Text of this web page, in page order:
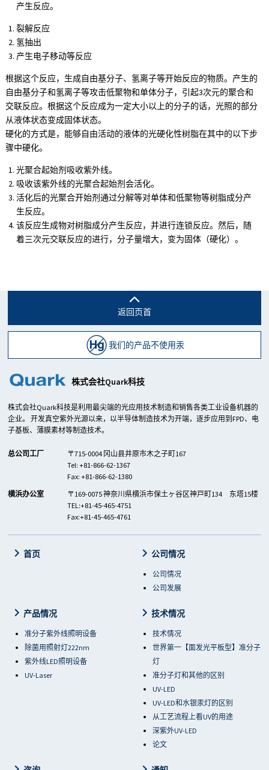
产生反应。
裂解反应
氢抽出
产生电子移动等反应
根据这个反应，生成自由基分子、氢离子等开始反应的物质。产生的
自由基分子和氢离子等攻击低聚物和单体分子，引起3次元的聚合和
交联反应。根据这个反应成为一定大小以上的分子的话，光照的部分
从液体状态变成固体状态。
硬化的方式是，能够自由活动的液体的光硬化性树脂在其中的以下步
骤中硬化。
光聚合起始剂吸收紫外线。
吸收该紫外线的光聚合起始剂会活化。
活化后的光聚合开始剂通过分解等对单体和低聚物等树脂成分产
生反应。
该反应生成物对树脂成分产生反应，并进行连锁反应。然后，随
着三次元交联反应的进行，分子量增大，变为固体（硬化）。
返回页首
我们的产品不使用汞
株式会社Quark科技
株式会社Quark科技是利用最尖端的光应用技术制造和销售各类工业设备机器的
企业。 开发真空紫外光源以来，以半导体制造技术为开端，逐步应用到FPD、电
子基板、薄膜素材等制造技术。
总公司工厂
〒715-0004 冈山县井原市木之子町167
Tel: +81-866-62-1367
Fax: +81-866-62-1380
横浜办公室
〒169-0075 神奈川県横浜市保土ヶ谷区神戸町134 东塔15楼
TEL:+81-45-465-4751
Fax:+81-45-465-4761
首页 公司情况
公司情况
公司发展
产品情况
准分子紫外线照明设备
除菌用照射灯222nm
紫外线LED照明设备
UV-Laser
技术情况
技术情况
世界第一【面发光平板型】准分子
灯
准分子灯和其他的区别
UV-LED
UV-LED和水银汞灯的区别
从工艺流程上看UV的用途
深紫外UV-LED
论文